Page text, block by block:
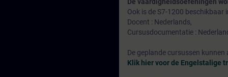
Ook is de S7-1200 beschikbaar
Docent : Nederlands,
Cursusdocumentatie :
De geplande cursussen
Klik hier voor de Engelstalige